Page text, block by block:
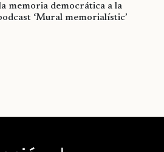
memoria democrática a la
‘Mural memorialístic’